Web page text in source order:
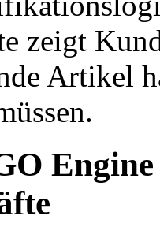
zeigt
Artikel